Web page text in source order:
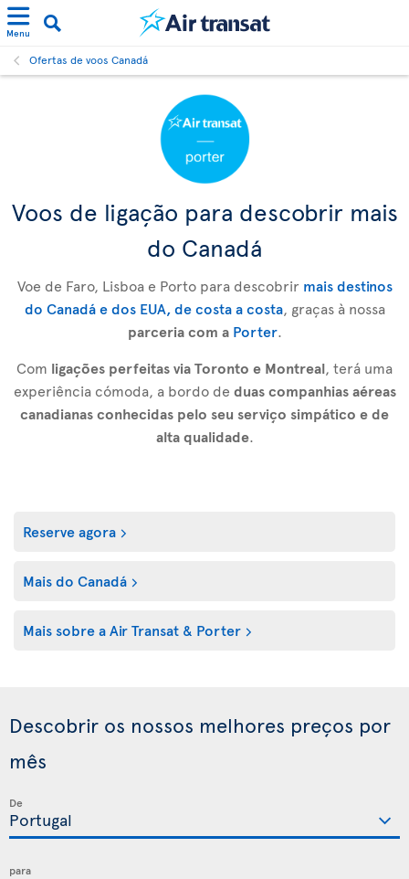
Menu
Ofertas de voos Canadá
Voos de ligação para descobrir mais
do Canadá
Voe de Faro, Lisboa e Porto para descobrir mais destinos
do Canadá e dos EUA, de costa a costa, graças à nossa
parceria com a Porter.
Com ligações perfeitas via Toronto e Montreal, terá uma
experiência cómoda, a bordo de duas companhias aéreas
canadianas conhecidas pelo seu serviço simpático e de
alta qualidade.
Reserve agora
Mais do Canadá
Mais sobre a Air Transat & Porter
Descobrir os nossos melhores preços por
mês
De
para